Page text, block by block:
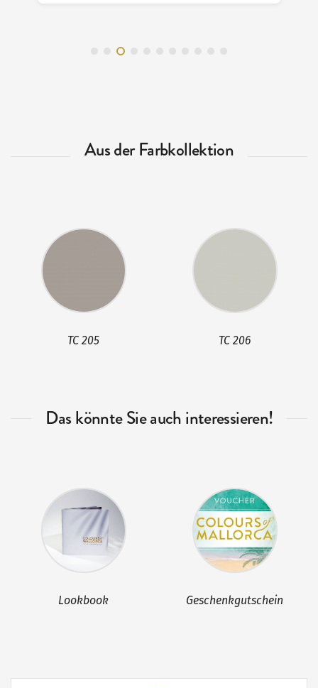
Aus der Farbkollektion
TC 205 TC 206
Das könnte Sie auch interessieren!
Lookbook Geschenkgutschein